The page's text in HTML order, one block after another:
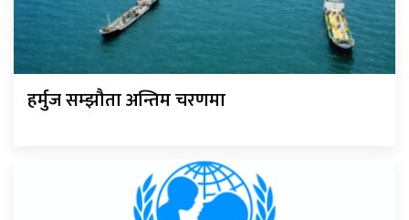
हर्मुज सम्झौता अन्तिम चरणमा